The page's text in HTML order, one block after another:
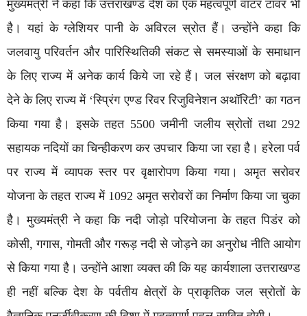
मुख्यमंत्री ने कहा कि उत्तराखण्ड देश का एक महत्वपूर्ण वाटर टावर भी
है। यहां के ग्लेशियर पानी के अविरल स्रोत हैं। उन्होंने कहा कि
जलवायु परिवर्तन और पारिस्थितिकी संकट से समस्याओं के समाधान
के लिए राज्य में अनेक कार्य किये जा रहे हैं। जल संरक्षण को बढ़ावा
देने के लिए राज्य में ‘स्प्रिंग एण्ड रिवर रिजुविनेशन अथॉरिटी’ का गठन
किया गया है। इसके तहत 5500 जमीनी जलीय स्रोतों तथा 292
सहायक नदियों का चिन्हीकरण कर उपचार किया जा रहा है। हरेला पर्व
पर राज्य में व्यापक स्तर पर वृक्षारोपण किया गया। अमृत सरोवर
योजना के तहत राज्य में 1092 अमृत सरोवरों का निर्माण किया जा चुका
है। मुख्यमंत्री ने कहा कि नदी जोड़ो परियोजना के तहत पिडंर को
कोसी, गगास, गोमती और गरूड़ नदी से जोड़ने का अनुरोध नीति आयोग
से किया गया है। उन्होंने आशा व्यक्त की कि यह कार्यशाला उत्तराखण्ड
ही नहीं बल्कि देश के पर्वतीय क्षेत्रों के प्राकृतिक जल स्रोतों के